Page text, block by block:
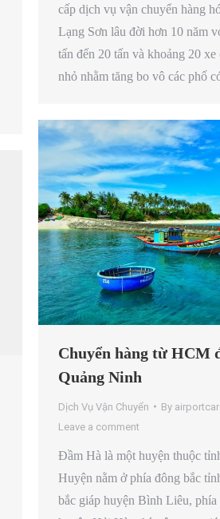
cấp dịch vụ vận chuyển hàng
Lạng Sơn lâu đời hơn 10 năm
tấn đến 20 tấn và khoảng 20
nhỏ nhằm tăng bo vô các phố
Chuyển hàng từ HCM
Quảng Ninh
Dịch Vụ Vận Chuyển By
Leave a comment
Đầm Hà là một huyện thuộc
Huyện nằm ở phía đông bắc
bắc giáp huyện Bình Liêu, phía